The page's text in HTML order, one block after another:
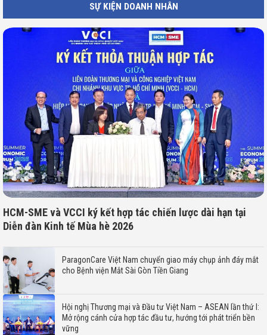
SỰ KIỆN DOANH NHÂN
HCM-SME và VCCI ký kết hợp tác chiến lược dài hạn tại
Diễn đàn Kinh tế Mùa hè 2026
ParagonCare Việt Nam chuyển giao máy chụp ảnh đáy mắt
cho Bệnh viện Mắt Sài Gòn Tiền Giang
Hội nghị Thương mại và Đầu tư Việt Nam – ASEAN lần thứ I:
Mở rộng cánh cửa hợp tác đầu tư, hướng tới phát triển bền
vững